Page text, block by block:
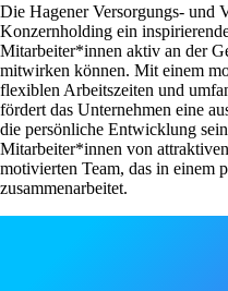
Die Hagener Versorgungs- und
Konzernholding ein
Mitarbeiter*innen aktiv an der
mitwirken können. Mit einem
flexiblen Arbeitszeiten und
fördert das Unternehmen eine
die persönliche Entwicklung
Mitarbeiter*innen von
motivierten Team, das in einem
zusammenarbeitet.